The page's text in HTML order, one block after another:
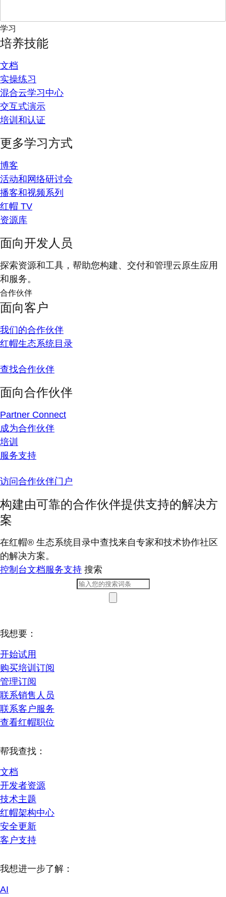
学习
培养技能
文档
实操练习
混合云学习中心
交互式演示
培训和认证
更多学习方式
博客
活动和网络研讨会
播客和视频系列
红帽 TV
资源库
面向开发人员
探索资源和工具，帮助您构建、交付和管理云原生应用
和服务。
合作伙伴
面向客户
我们的合作伙伴
红帽生态系统目录
查找合作伙伴
面向合作伙伴
Partner Connect
成为合作伙伴
培训
服务支持
访问合作伙伴门户
构建由可靠的合作伙伴提供支持的解决方
案
在红帽® 生态系统目录中查找来自专家和技术协作社区
的解决方案。
控制台文档服务支持 搜索
我想要：
开始试用
购买培训订阅
管理订阅
联系销售人员
联系客户服务
查看红帽职位
帮我查找：
文档
开发者资源
技术主题
红帽架构中心
安全更新
客户支持
我想进一步了解：
AI